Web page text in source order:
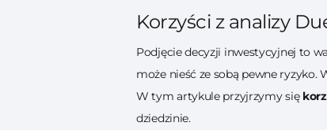
Korzyści z analizy
Podjęcie decyzji inwestycyjnej to
może nieść ze sobą pewne
W tym artykule przyjrzymy się
dziedzinie.